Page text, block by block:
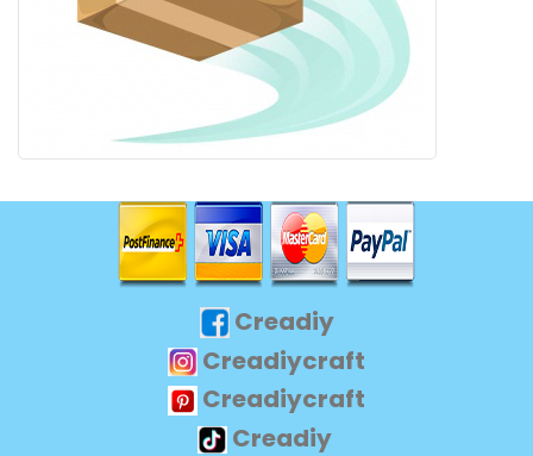
Creadiy
Creadiycraft
Creadiycraft
Creadiy